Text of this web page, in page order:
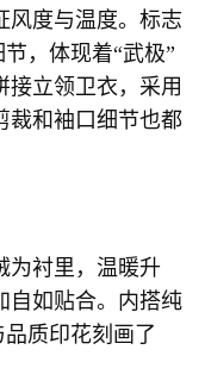
风度与温度。标志
，体现着“武极”
接立领卫衣，采用
裁和袖口细节也都
为衬里，温暖升
自如贴合。内搭纯
质印花刻画了